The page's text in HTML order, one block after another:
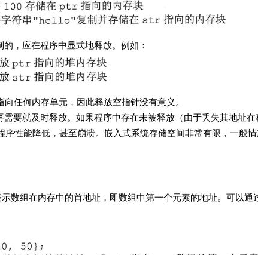
在程序中显式地释放。例如：
任何内存单元，因此释放空指针没有意义。
时释放。如果程序中存在未被释放（由于丢失其地址在
性能降低，甚至崩溃。嵌入式系统存储空间非常有限，一般
内存中的首地址，即数组中第一个元素的地址。可以通